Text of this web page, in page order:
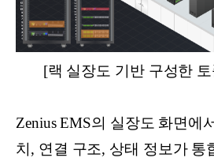
[랙 실장도 기반 구성한
Zenius EMS의 실장도 화면에
치, 연결 구조, 상태 정보가 통